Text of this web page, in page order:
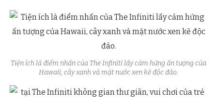
Tiện ích là điểm nhấn của The Infiniti lấy cảm hứng ấn tượng của
Hawaii, cây xanh và mặt nước xen kẽ độc đáo.